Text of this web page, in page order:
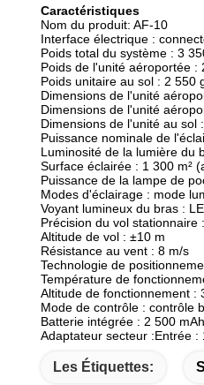
Caractéristiques
Nom du produit: AF-10
Interface électrique :
Poids total du système : 3
Poids de l'unité aéroportée :
Poids unitaire au sol : 2 550
Dimensions de l'unité
Dimensions de l'unité
Dimensions de l'unité au sol
Puissance nominale de
Luminosité de la lumière du
Surface éclairée : 1 300 m²
Puissance de la lampe de
Modes d'éclairage : mode
Voyant lumineux du bras :
Précision du vol stationnaire
Altitude de vol : ±10 m
Résistance au vent : 8 m/s
Technologie de
Température de
Altitude de fonctionnement :
Mode de contrôle : contrôle
Batterie intégrée : 2 500
Adaptateur secteur :Entrée :
Les Étiquettes: